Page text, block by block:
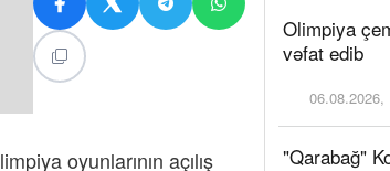
oyunlarının açılış
Olimpiya
vəfat edib
06.08.2026,
"Qarabağ"